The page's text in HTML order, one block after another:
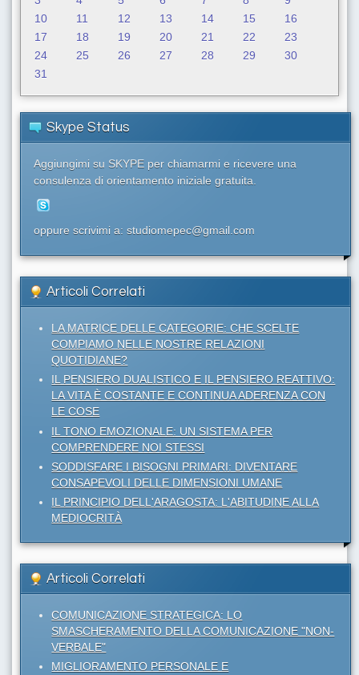
10
11 12 13 14 15
16
17
18 19 20 21 22
23
24
25 26 27 28 29
30
31
Skype Status
Aggiungimi su SKYPE per chiamarmi e ricevere una
consulenza di orientamento iniziale gratuita.
oppure scrivimi a: studiomepec@gmail.com
Articoli Correlati
LA MATRICE DELLE CATEGORIE: CHE SCELTE
COMPIAMO NELLE NOSTRE RELAZIONI
QUOTIDIANE?
IL PENSIERO DUALISTICO E IL PENSIERO REATTIVO:
LA VITA È COSTANTE E CONTINUA ADERENZA CON
LE COSE
IL TONO EMOZIONALE: UN SISTEMA PER
COMPRENDERE NOI STESSI
SODDISFARE I BISOGNI PRIMARI: DIVENTARE
CONSAPEVOLI DELLE DIMENSIONI UMANE
IL PRINCIPIO DELL'ARAGOSTA: L'ABITUDINE ALLA
MEDIOCRITÀ
Articoli Correlati
COMUNICAZIONE STRATEGICA: LO
SMASCHERAMENTO DELLA COMUNICAZIONE "NON-
VERBALE"
MIGLIORAMENTO PERSONALE E